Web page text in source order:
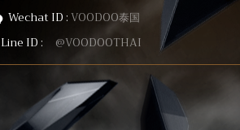
Wechat ID :VOODOO泰国
Line ID :
@VOODOOTHAI